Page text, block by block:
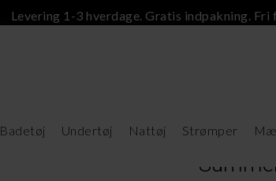
Levering 1-3 hverdage. Gratis indpakning.
Badetøj Undertøj Nattøj Strømper